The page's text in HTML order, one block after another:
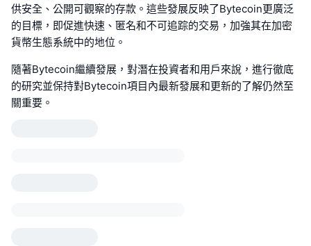
供安全、公開可觀察的存款。這些發展反映了Bytecoin更廣泛
的目標，即促進快速、匿名和不可追踪的交易，加強其在加密
貨幣生態系統中的地位。
隨著Bytecoin繼續發展，對潛在投資者和用戶來說，進行徹底
的研究並保持對Bytecoin項目內最新發展和更新的了解仍然至
關重要。